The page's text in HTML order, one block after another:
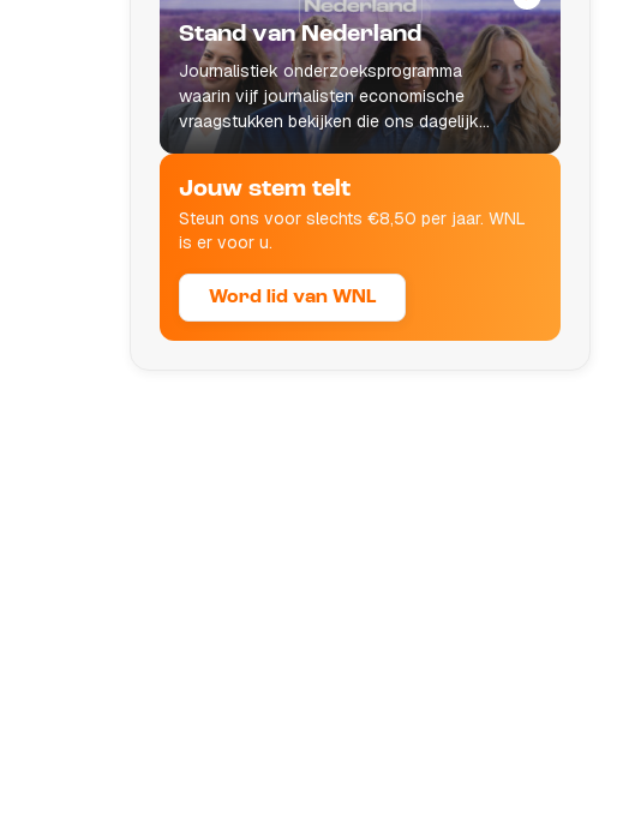
Stand van Nederland
Journalistiek onderzoeksprogramma
waarin vijf journalisten economische
vraagstukken bekijken die ons dagelijks
leven raken.
Jouw stem telt
Steun ons voor slechts €8,50 per jaar. WNL
is er voor u.
Word lid van WNL